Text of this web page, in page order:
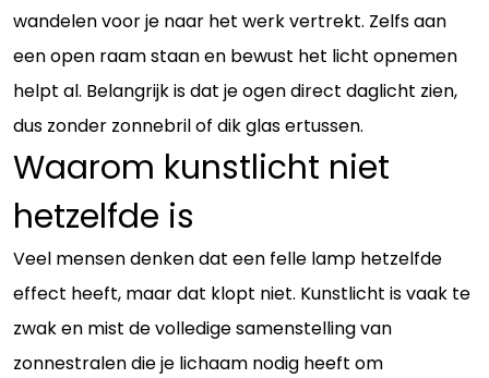
wandelen voor je naar het werk vertrekt. Zelfs aan
een open raam staan en bewust het licht opnemen
helpt al. Belangrijk is dat je ogen direct daglicht zien,
dus zonder zonnebril of dik glas ertussen.
Waarom kunstlicht niet
hetzelfde is
Veel mensen denken dat een felle lamp hetzelfde
effect heeft, maar dat klopt niet. Kunstlicht is vaak te
zwak en mist de volledige samenstelling van
zonnestralen die je lichaam nodig heeft om